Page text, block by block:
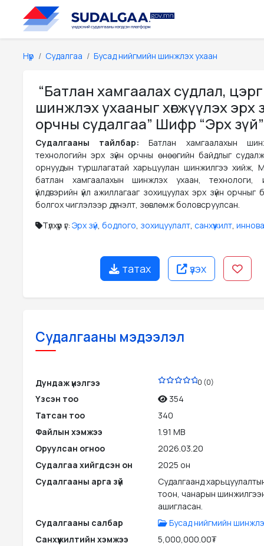
Нүүр Судалгаа Бусад нийгмийн шинжлэх ухаан
“Батлан хамгаалах судлал,
шинжлэх ухааныг хөгжүүлэх эрх
орчны судалгаа” Шифр “Эрх зүй”
Судалгааны тайлбар:Батлан хамгаалахын
технологийн эрх зүйн орчны өнөөгийн байдлыг
орнуудын туршлагатай харьцуулан шинжилгээ хийж,
батлан хамгаалахын шинжлэх ухаан, технологи,
үйлдвэрийн үйл ажиллагааг зохицуулах эрх зүйн орчныг
болгох чиглэлээр дүгнэлт, зөвлөмж боловсруулсан.
Түлхүүр үг: Эрх зүй, бодлого, зохицуулалт, санхүүжилт,
татах үзэх
Судалгааны мэдээлэл
Дундаж үнэлгээ 0 (0)
Үзсэн тоо
354
Татсан тоо
340
Файлын хэмжээ
1.91 MB
Оруулсан огноо
2026.03.20
Судалгаа хийгдсэн он
2025 он
Судалгааны арга зүй
Судалгаанд
тоон, чанарын
ашигласан.
Судалгааны салбар
Бусад нийгмийн
Санхүүжилтийн хэмжээ
5,000,000.00₮